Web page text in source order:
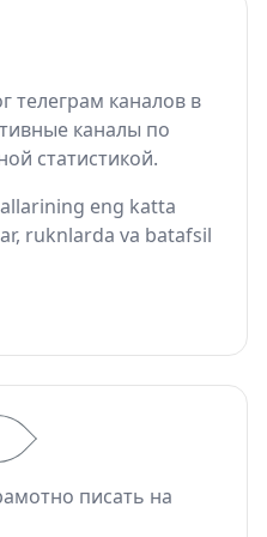
телеграм каналов в
каналы по
статистикой.
eng katta
ruknlarda va batafsil
писать на